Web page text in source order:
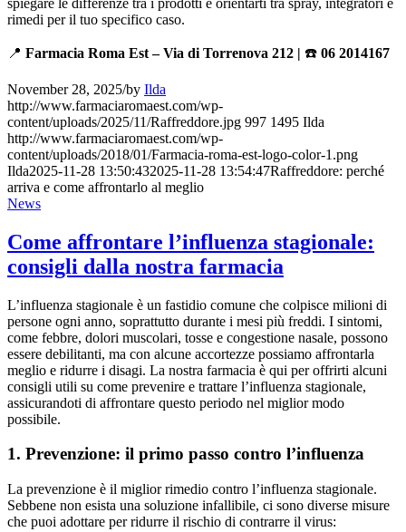
rimedi per il tuo specifico caso.
📍 Farmacia Roma Est – Via di Torrenova 212 | ☎️ 06 2014167
November 28, 2025/by Ilda
http://www.farmaciaromaest.com/wp-
content/uploads/2025/11/Raffreddore.jpg 997 1495 Ilda
http://www.farmaciaromaest.com/wp-
content/uploads/2018/01/Farmacia-roma-est-logo-color-1.png
Ilda2025-11-28 13:50:432025-11-28 13:54:47Raffreddore: perché
arriva e come affrontarlo al meglio
News
Come affrontare l’influenza stagionale:
consigli dalla nostra farmacia
L’influenza stagionale è un fastidio comune che colpisce milioni di
persone ogni anno, soprattutto durante i mesi più freddi. I sintomi,
come febbre, dolori muscolari, tosse e congestione nasale, possono
essere debilitanti, ma con alcune accortezze possiamo affrontarla
meglio e ridurre i disagi. La nostra farmacia è qui per offrirti alcuni
consigli utili su come prevenire e trattare l’influenza stagionale,
assicurandoti di affrontare questo periodo nel miglior modo
possibile.
1. Prevenzione: il primo passo contro l’influenza
La prevenzione è il miglior rimedio contro l’influenza stagionale.
Sebbene non esista una soluzione infallibile, ci sono diverse misure
che puoi adottare per ridurre il rischio di contrarre il virus: